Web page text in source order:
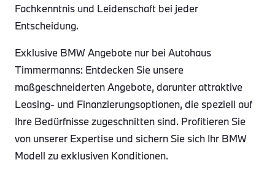
Fachkenntnis und Leidenschaft bei jeder
Entscheidung.
Exklusive BMW Angebote nur bei Autohaus
Timmermanns: Entdecken Sie unsere
maßgeschneiderten Angebote, darunter attraktive
Leasing- und Finanzierungsoptionen, die speziell auf
Ihre Bedürfnisse zugeschnitten sind. Profitieren Sie
von unserer Expertise und sichern Sie sich Ihr BMW
Modell zu exklusiven Konditionen.